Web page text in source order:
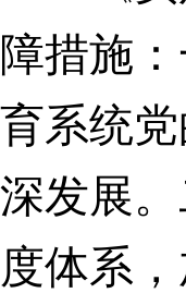
障措施：
育系统
深发展。
度体系